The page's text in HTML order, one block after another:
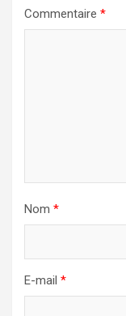
Commentaire *
Nom *
E-mail *